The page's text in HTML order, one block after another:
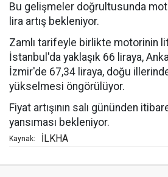
Bu gelişmeler doğrultusunda
lira artış bekleniyor.
Zamlı tarifeyle birlikte motorinin
İstanbul'da yaklaşık 66 liraya,
İzmir'de 67,34 liraya, doğu
yükselmesi öngörülüyor.
Fiyat artışının salı gününden
yansıması bekleniyor.
Kaynak: İLKHA